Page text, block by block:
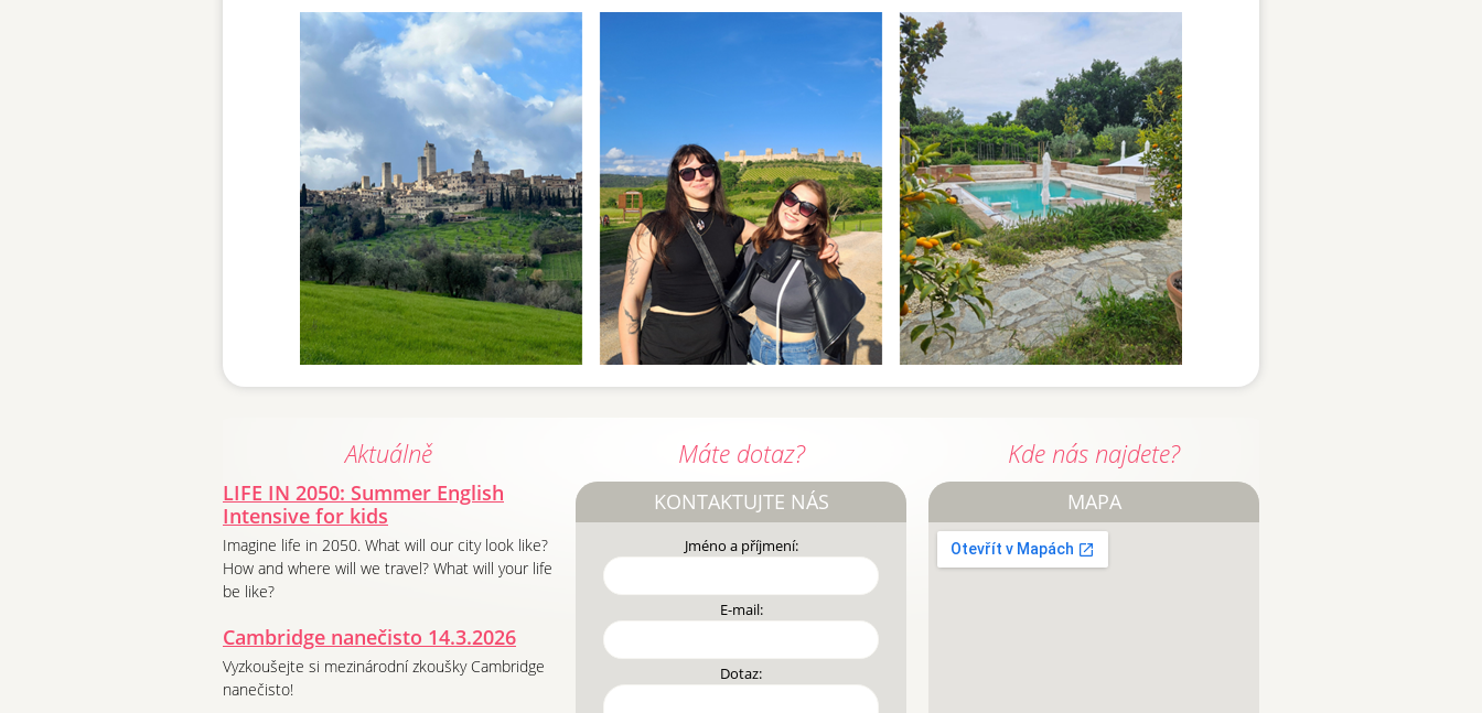
Aktuálně
LIFE IN 2050: Summer English
Intensive for kids
Imagine life in 2050. What will our city look like?
How and where will we travel? What will your life
be like?
Cambridge nanečisto 14.3.2026
Vyzkoušejte si mezinárodní zkoušky Cambridge
nanečisto!
Máte dotaz?
KONTAKTUJTE NÁS
Jméno a příjmení:
E-mail:
Dotaz:
Kde nás najdete?
MAPA